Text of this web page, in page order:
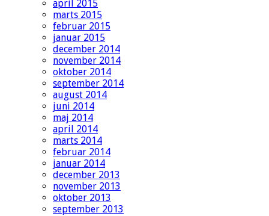
april 2015
marts 2015
februar 2015
januar 2015
december 2014
november 2014
oktober 2014
september 2014
august 2014
juni 2014
maj 2014
april 2014
marts 2014
februar 2014
januar 2014
december 2013
november 2013
oktober 2013
september 2013